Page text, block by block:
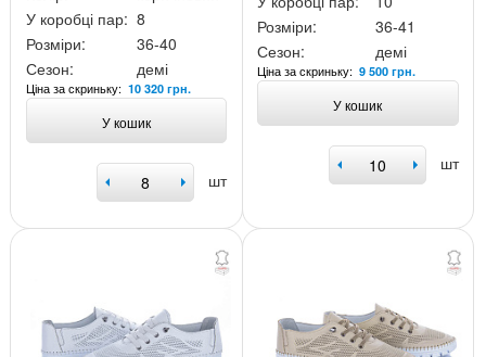
У коробці пар: 8
Розміри:
36-40
Сезон:
демі
Ціна за скриньку: 10 320 грн.
У кошик
шт
Розміри:
36-41
Сезон:
демі
Ціна за скриньку:9 500 грн.
У кошик
шт